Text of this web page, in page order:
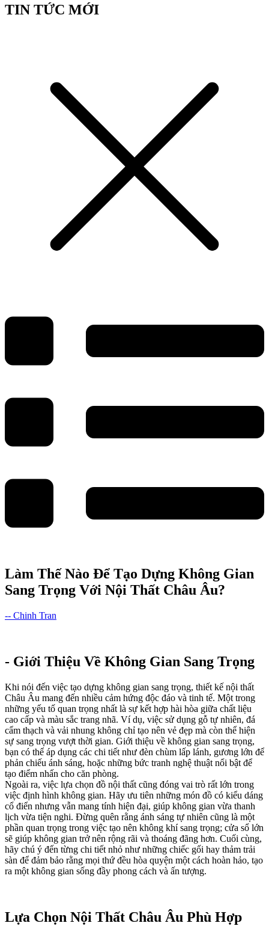
TIN TỨC MỚI
Làm Thế Nào Để Tạo Dựng Không Gian
Sang Trọng Với Nội Thất Châu Âu?
-- Chinh Tran
- Giới Thiệu Về Không Gian Sang Trọng
Khi nói đến việc tạo dựng không gian sang trọng, thiết kế nội thất
Châu Âu mang đến nhiều cảm hứng độc đáo và tinh tế. Một trong
những yếu tố quan trọng nhất là sự kết hợp hài hòa giữa chất liệu
cao cấp và màu sắc trang nhã. Ví dụ, việc sử dụng gỗ tự nhiên, đá
cẩm thạch và vải nhung không chỉ tạo nên vẻ đẹp mà còn thể hiện
sự sang trọng vượt thời gian. Giới thiệu về không gian sang trọng,
bạn có thể áp dụng các chi tiết như đèn chùm lấp lánh, gương lớn để
phản chiếu ánh sáng, hoặc những bức tranh nghệ thuật nổi bật để
tạo điểm nhấn cho căn phòng.
Ngoài ra, việc lựa chọn đồ nội thất cũng đóng vai trò rất lớn trong
việc định hình không gian. Hãy ưu tiên những món đồ có kiểu dáng
cổ điển nhưng vẫn mang tính hiện đại, giúp không gian vừa thanh
lịch vừa tiện nghi. Đừng quên rằng ánh sáng tự nhiên cũng là một
phần quan trọng trong việc tạo nên không khí sang trọng; cửa sổ lớn
sẽ giúp không gian trở nên rộng rãi và thoáng đãng hơn. Cuối cùng,
hãy chú ý đến từng chi tiết nhỏ như những chiếc gối hay thảm trải
sàn để đảm bảo rằng mọi thứ đều hòa quyện một cách hoàn hảo, tạo
ra một không gian sống đầy phong cách và ấn tượng.
Lựa Chọn Nội Thất Châu Âu Phù Hợp